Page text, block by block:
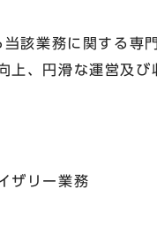
業務に関する専
、円滑な運営及び
リー業務